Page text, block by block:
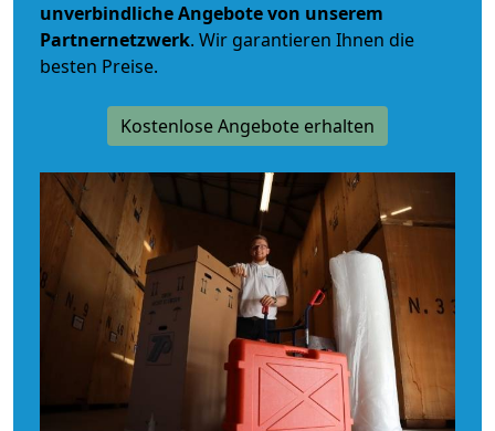
unverbindlicheAngebote von unserem
Partnernetzwerk. Wir garantieren Ihnen die
besten Preise.
Kostenlose Angebote erhalten